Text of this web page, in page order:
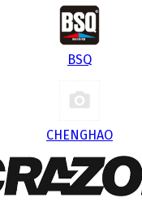
BSQ
CHENGHAO